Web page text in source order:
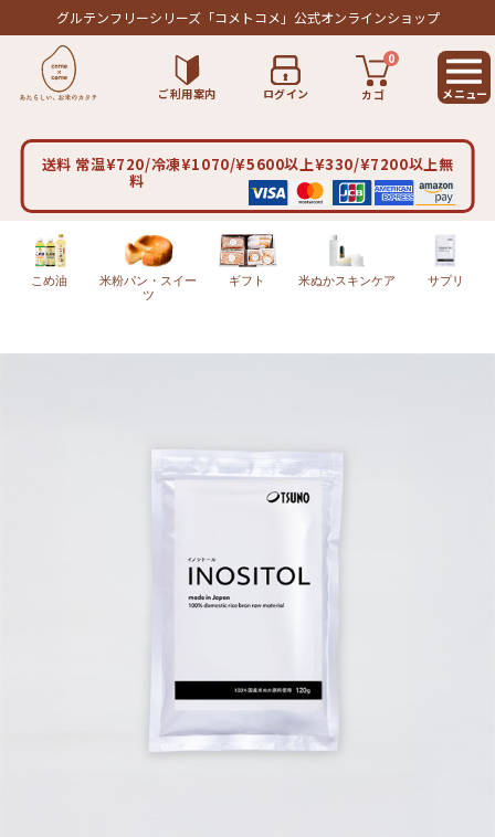
グルテンフリーシリーズ「コメトコメ」公式オンラインショップ
ご利用案内 ログイン カゴ
0
送料 常温¥720/冷凍¥1070/¥5600以上¥330/¥7200以上無
料
こめ油
米粉パン・スイー
ツ
ギフト 米ぬかスキンケア サプリ